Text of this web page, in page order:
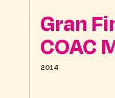
Gran
COAC
2014